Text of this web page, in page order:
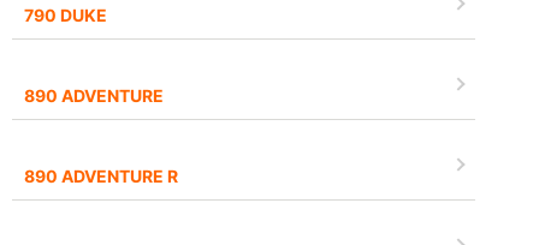
790 DUKE
890 ADVENTURE
890 ADVENTURE R